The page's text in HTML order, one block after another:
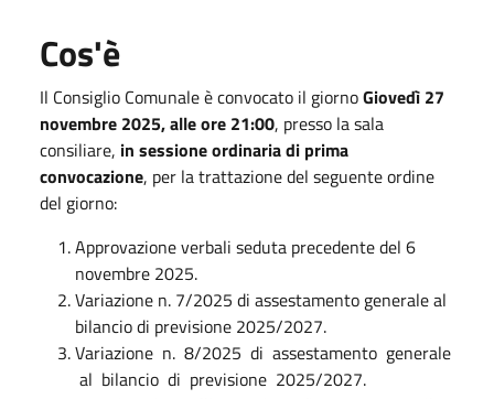
Cos'è
Il Consiglio Comunale è convocato il giornoGiovedì 27
novembre 2025, alle ore 21:00, presso la sala
consiliare, in sessione ordinaria di prima
convocazione, per la trattazione del seguente ordine
del giorno:
Approvazione verbali seduta precedente del 6
novembre 2025.
Variazione n. 7/2025 di assestamento generale al
bilancio di previsione 2025/2027.
Variazione n. 8/2025 di assestamento generale
al bilancio di previsione 2025/2027.